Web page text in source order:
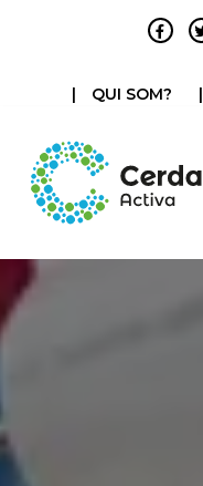
|
QUI SOM? |